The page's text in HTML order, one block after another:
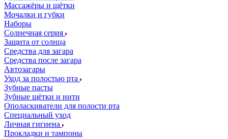
Массажёры и щётки
Мочалки и губки
Наборы
Солнечная серия
Защита от солнца
Средства для загара
Средства после загара
Автозагары
Уход за полостью рта
Зубные пасты
Зубные щётки и нити
Ополаскиватели для полости рта
Специальный уход
Личная гигиена
Прокладки и тампоны